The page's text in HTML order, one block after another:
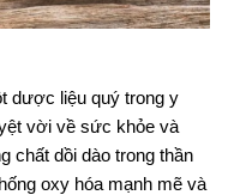
dược liệu quý trong y
vời về sức khỏe và
chất dồi dào trong thần
oxy hóa mạnh mẽ và